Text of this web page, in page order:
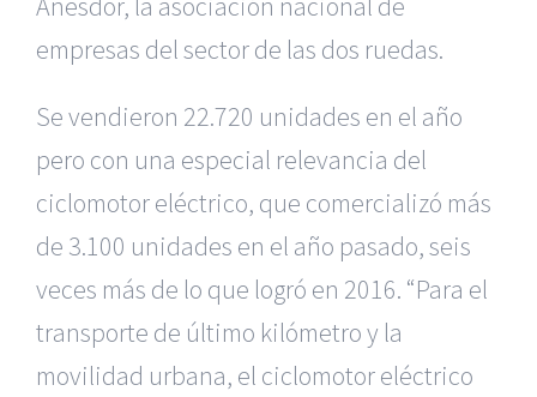
empresas del sector de las dos ruedas.
Se vendieron 22.720 unidades en el año
pero con una especial relevancia del
ciclomotor eléctrico, que comercializó más
de 3.100 unidades en el año pasado, seis
veces más de lo que logró en 2016. “Para el
transporte de último kilómetro y la
movilidad urbana, el ciclomotor eléctrico